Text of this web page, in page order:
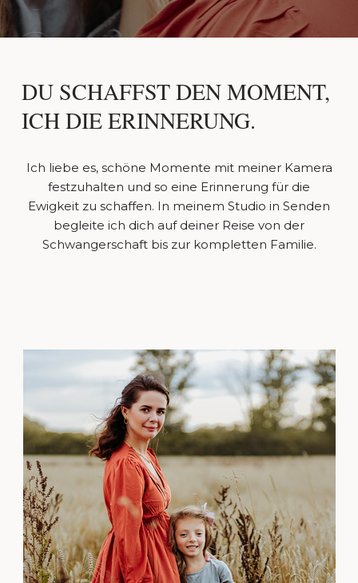
DU SCHAFFST DEN MOMENT,
ICH DIE ERINNERUNG.
Ich liebe es, schöne Momente mit meiner Kamera
festzuhalten und so eine Erinnerung für die
Ewigkeit zu schaffen. In meinem Studio in Senden
begleite ich dich auf deiner Reise von der
Schwangerschaft bis zur kompletten Familie.